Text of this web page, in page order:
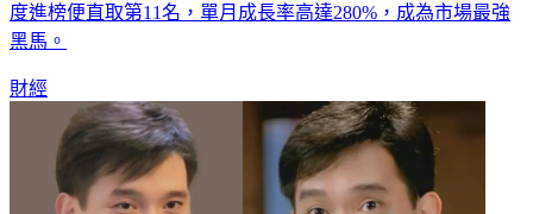
度進榜便直取第11名，單月成長率高達280%，成為市場最強
黑馬。
財經